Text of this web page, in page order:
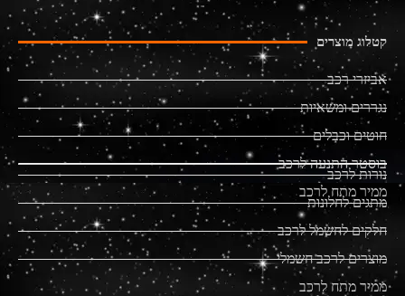
קטלוג מוצרים
אביזרי רכב
נגררים ומשאיות
חוטים וכבלים
בוסטר התנעה לרכב
ממיר מתח לרכב
נורות לרכב
מתגים לחלונות
חלקים לחשמל לרכב
מוצרים לרכב חשמלי
ממיר מתח לרכב